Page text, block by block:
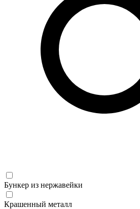
Бункер из нержавейки
Крашенный металл